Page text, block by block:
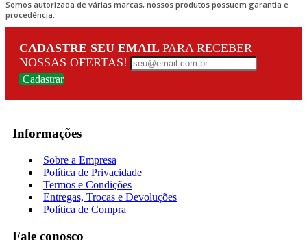
Somos autorizada de várias marcas, nossos produtos possuem garantia e
procedência.
CADASTRE SEU EMAIL PARA RECEBER
NOSSAS OFERTAS!
Cadastrar
Informações
Sobre a Empresa
Política de Privacidade
Termos e Condições
Entregas, Trocas e Devoluções
Política de Compra
Fale conosco